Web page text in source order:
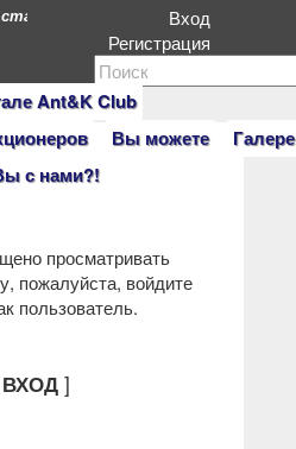
Ant&K Club
Вы можете
с нами?!
героями нашего портала.
Вход
Регистрация
просматривать
пожалуйста, войдите
пользователь.
ВХОД]